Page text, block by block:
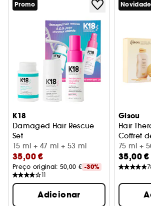
Promo
K18
Damaged Hair Rescue
Set
Kit de rotina 3 passos para cabelo
15 ml + 47 ml + 53 ml
35,00 €
Preço original: 50,00 € -30%
11
Adicionar
Novidade
Gisou
Hair
Coffret
75 ml +
35,00 €